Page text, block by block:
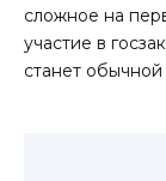
сложное на
участие в
станет